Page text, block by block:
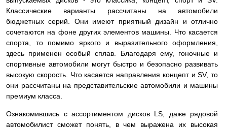
Классические варианты рассчитаны на автомобили
бюджетных серий. Они имеют приятный дизайн и отлично
сочетаются на фоне других элементов машины. Что касается
спорта, то помимо яркого и выразительного оформления,
здесь применен особый сплав. Благодаря ему, гоночные и
спортивные автомобили могут быстро и безопасно развивать
высокую скорость. Что касается направления концепт и SV, то
они рассчитаны на представительские автомобили и машины
премиум класса.
Ознакомившись с ассортиментом дисков LS, даже рядовой
автомобилист сможет понять, в чем выражена их высокая